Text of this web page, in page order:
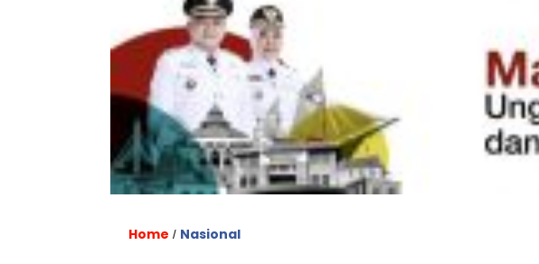
Home / Nasional